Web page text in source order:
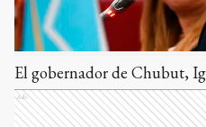
El gobernador de Chubut,
Ads